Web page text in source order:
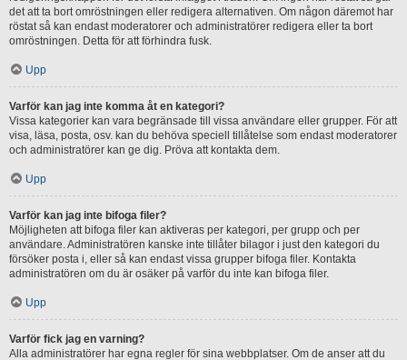
det att ta bort omröstningen eller redigera alternativen. Om någon däremot har
röstat så kan endast moderatorer och administratörer redigera eller ta bort
omröstningen. Detta för att förhindra fusk.
Upp
Varför kan jag inte komma åt en kategori?
Vissa kategorier kan vara begränsade till vissa användare eller grupper. För att
visa, läsa, posta, osv. kan du behöva speciell tillåtelse som endast moderatorer
och administratörer kan ge dig. Pröva att kontakta dem.
Upp
Varför kan jag inte bifoga filer?
Möjligheten att bifoga filer kan aktiveras per kategori, per grupp och per
användare. Administratören kanske inte tillåter bilagor i just den kategori du
försöker posta i, eller så kan endast vissa grupper bifoga filer. Kontakta
administratören om du är osäker på varför du inte kan bifoga filer.
Upp
Varför fick jag en varning?
Alla administratörer har egna regler för sina webbplatser. Om de anser att du